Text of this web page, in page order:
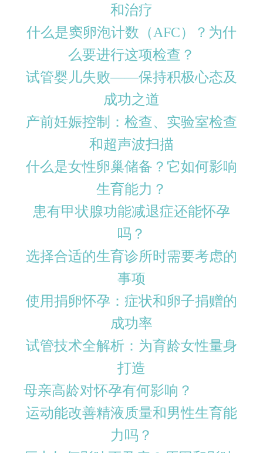
和治疗
什么是窦卵泡计数（AFC）？为什
么要进行这项检查？
试管婴儿失败——保持积极心态及
成功之道
产前妊娠控制：检查、实验室检查
和超声波扫描
什么是女性卵巢储备？它如何影响
生育能力？
患有甲状腺功能减退症还能怀孕
吗？
选择合适的生育诊所时需要考虑的
事项
使用捐卵怀孕：症状和卵子捐赠的
成功率
试管技术全解析：为育龄女性量身
打造
母亲高龄对怀孕有何影响？
运动能改善精液质量和男性生育能
力吗？